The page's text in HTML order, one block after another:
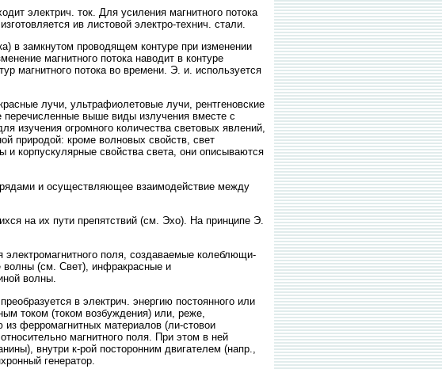
электрич. ток. Для усиления магнитного потока
ив листовой электро-технич. стали.
замкнутом проводящем контуре при изменении
магнитного потока наводит в контуре
магнитного потока во времени. Э. и. используется
лучи, ультрафиолетовые лучи, рентгеновские
перечисленные выше виды излучения вместе с
изучения огромного количества световых явлений,
природой: кроме волновых свойств, свет
и корпускулярные свойства света, они описываются
и осуществляющее взаимодействие между
на их пути препятствий (см. Эхо). На принципе Э.
поля, создаваемые колеблющи-
волны (см. Свет), инфракрасные и
волны.
в электрич. энергию постоянного или
током (током возбуждения) или, реже,
ферромагнитных материалов (ли-стовои
магнитного поля. При этом в ней
внутри к-рой посторонним двигателем (напр.,
генератор.